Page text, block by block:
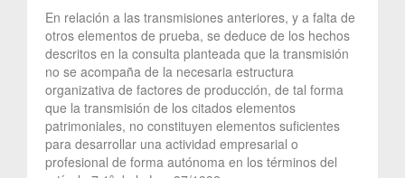
En relación a las transmisiones anteriores, y a falta de
otros elementos de prueba, se deduce de los hechos
descritos en la consulta planteada que la transmisión
no se acompaña de la necesaria estructura
organizativa de factores de producción, de tal forma
que la transmisión de los citados elementos
patrimoniales, no constituyen elementos suficientes
para desarrollar una actividad empresarial o
profesional de forma autónoma en los términos del